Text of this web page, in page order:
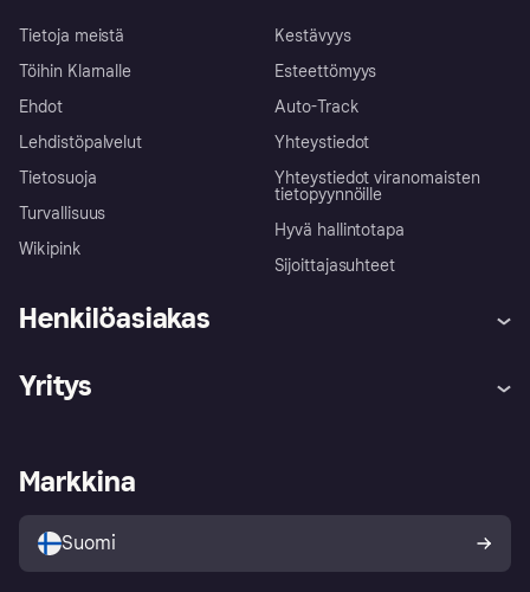
Tietoja meistä
Töihin Klarnalle
Ehdot
Lehdistöpalvelut
Tietosuoja
Turvallisuus
Wikipink
Kestävyys
Esteettömyys
Auto-Track
Yhteystiedot
Yhteystiedot viranomaisten
tietopyynnöille
Hyvä hallintotapa
Sijoittajasuhteet
Henkilöasiakas
Ohje
Kirjaudu sisään
Tutustu kauppoihin
Ostajan turva
Yritys
Kirjaudu sisään yrityksenä
Markkina
Suomi